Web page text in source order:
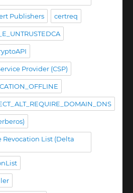
Publishers certreq
Provider (CSP)
List (Delta